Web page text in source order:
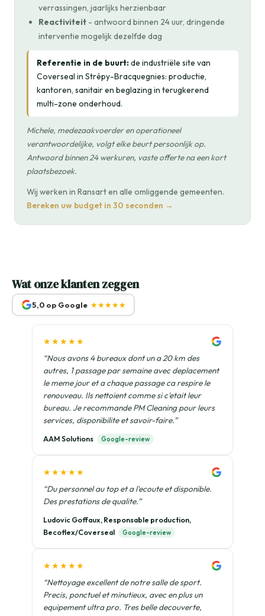
verrassingen, jaarlijks herzienbaar
Reactiviteit - antwoord binnen 24 uur, dringende
interventie mogelijk dezelfde dag
Referentie in de buurt:de industriële site van
Coverseal in Strépy-Bracquegnies: productie,
kantoren, sanitair en beglazing in terugkerend
multi-zone onderhoud.
Michele, medezaakvoerder en operationeel
verantwoordelijke, volgt elke beurt persoonlijk op.
Antwoord binnen 24 werkuren, vaste offerte na een kort
plaatsbezoek.
Wij werken in Ransart en alle omliggende gemeenten.
Bereken uw budget in 30 seconden →
Wat onze klanten zeggen
5,0 op Google ★★★★★
★★★★★
“Nous avons 4 bureaux dont un a 20 km des
autres, 1 passage par semaine avec deplacement
le meme jour et a chaque passage ca respire le
renouveau. Ils nettoient comme si c'etait leur
bureau. Je recommande PM Cleaning pour leurs
services, disponibilite et savoir-faire.”
AAM Solutions Google-review
★★★★★
“Du personnel au top et a l'ecoute et disponible.
Des prestations de qualite.”
Ludovic Goffaux, Responsable production,
Becoflex/Coverseal
Google-review
★★★★★
“Nettoyage excellent de notre salle de sport.
Precis, ponctuel et minutieux, avec en plus un
equipement ultra pro. Tres belle decouverte,